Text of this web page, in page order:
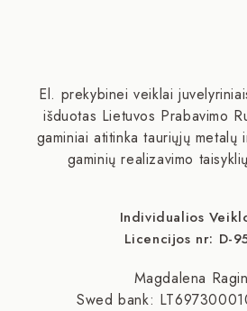
El. prekybinei veiklai
išduotas Lietuvos Prabavimo
gaminiai atitinka tauriųjų metalų
gaminių realizavimo
Individualios
Licencijos nr: D-
Magdalena
Swed bank: